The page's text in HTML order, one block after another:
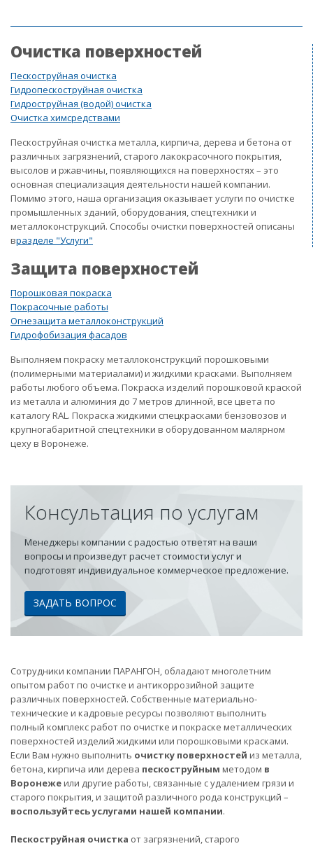
Очистка поверхностей
Пескоструйная очистка
Гидропескоструйная очистка
Гидроструйная (водой) очистка
Очистка химсредствами
Пескоструйная очистка металла, кирпича, дерева и бетона от
различных загрязнений, старого лакокрасочного покрытия,
высолов и ржавчины, появляющихся на поверхностях – это
основная специализация деятельности нашей компании.
Помимо этого, наша организация оказывает услуги по очистке
промышленных зданий, оборудования, спецтехники и
металлоконструкций. Способы очистки поверхностей описаны
вразделе "Услуги"
Защита поверхностей
Порошковая покраска
Покрасочные работы
Огнезащита металлоконструкций
Гидрофобизация фасадов
Выполняем покраску металлоконструкций порошковыми
(полимерными материалами) и жидкими красками. Выполняем
работы любого объема. Покраска изделий порошковой краской
из металла и алюминия до 7 метров длинной, все цвета по
каталогу RAL. Покраска жидкими спецкрасками бензовозов и
крупногабаритной спецтехники в оборудованном малярном
цеху в Воронеже.
Консультация по услугам
Менеджеры компании с радостью ответят на ваши
вопросы и произведут расчет стоимости услуг и
подготовят индивидуальное коммерческое предложение.
ЗАДАТЬ ВОПРОС
Сотрудники компании ПАРАНГОН, обладают многолетним
опытом работ по очистке и антикоррозийной защите
различных поверхностей. Собственные материально-
технические и кадровые ресурсы позволяют выполнить
полный комплекс работ по очистке и покраске металлических
поверхностей изделий жидкими или порошковыми красками.
Если Вам нужно выполнить очистку поверхностей из металла,
бетона, кирпича или дерева пескоструйным методом в
Воронежеили другие работы, связанные с удалением грязи и
старого покрытия, и защитой различного рода конструкций –
воспользуйтесь услугами нашей компании.
Пескоструйная очистка от загрязнений, старого